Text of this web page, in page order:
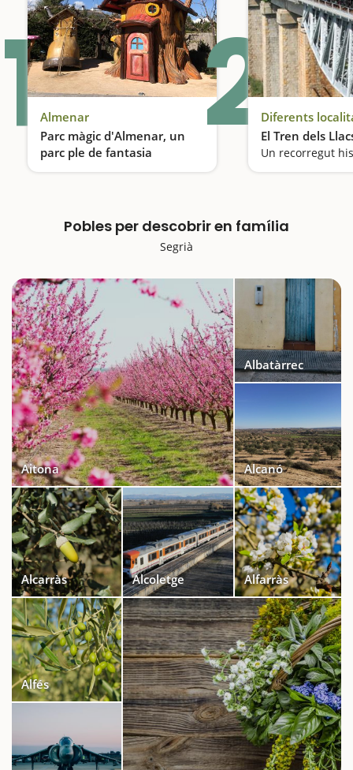
1Almenar
Parc màgic d'Almenar, un
parc ple de fantasia
Un parc temàtic d'autèntica fantasia
2Diferents
El Tren dels
Pobles per descobrir en família
Segrià
Aitona
Albatàrrec
Alcanó
Alcarràs Alcoletge Alfarràs
Alfés